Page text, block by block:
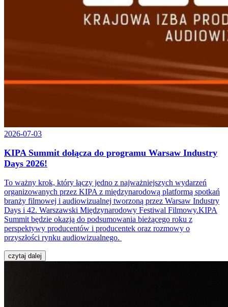
2026-07-03
KIPA Summit dołącza do programu Warsaw Industry
Days 2026!
To ważny krok, który łączy jedno z najważniejszych wydarzeń
organizowanych przez KIPA z międzynarodową platformą spotkań
branży filmowej i audiowizualnej tworzoną przez Warsaw Industry
Days i 42. Warszawski Międzynarodowy Festiwal Filmowy.KIPA
Summit będzie okazją do podsumowania bieżącego roku z
perspektywy producentów i producentek oraz rozmowy o
przyszłości rynku audiowizualnego.
czytaj dalej